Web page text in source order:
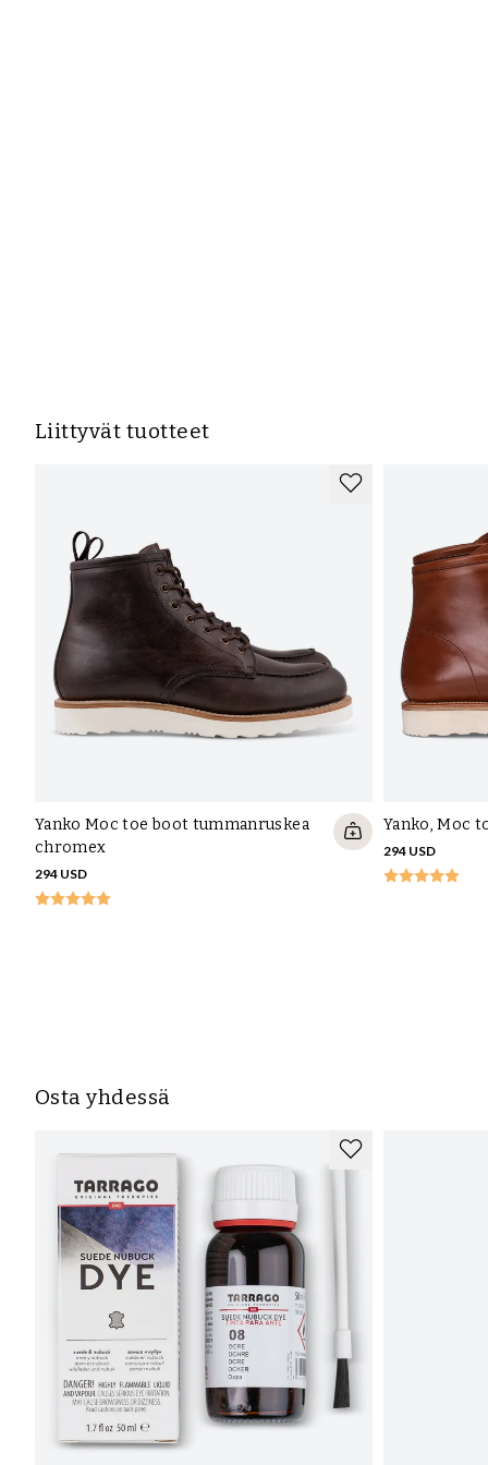
Liittyvät tuotteet
Yanko Moc toe boot tummanruskea
chromex
294 USD
Yanko, Moc
294 USD
Osta yhdessä